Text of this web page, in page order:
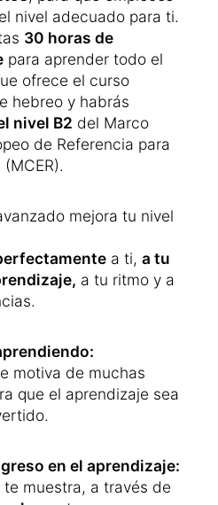
unaprueba de nivel
obtienes de manera
general de tus
, para que empieces
nivel adecuado para ti.
30 horas de
para aprender todo el
ofrece el curso
nivel B2del Marco
de Referencia para
mejora tu nivel
a tu ritmo y a
motiva de muchas
que el aprendizaje sea